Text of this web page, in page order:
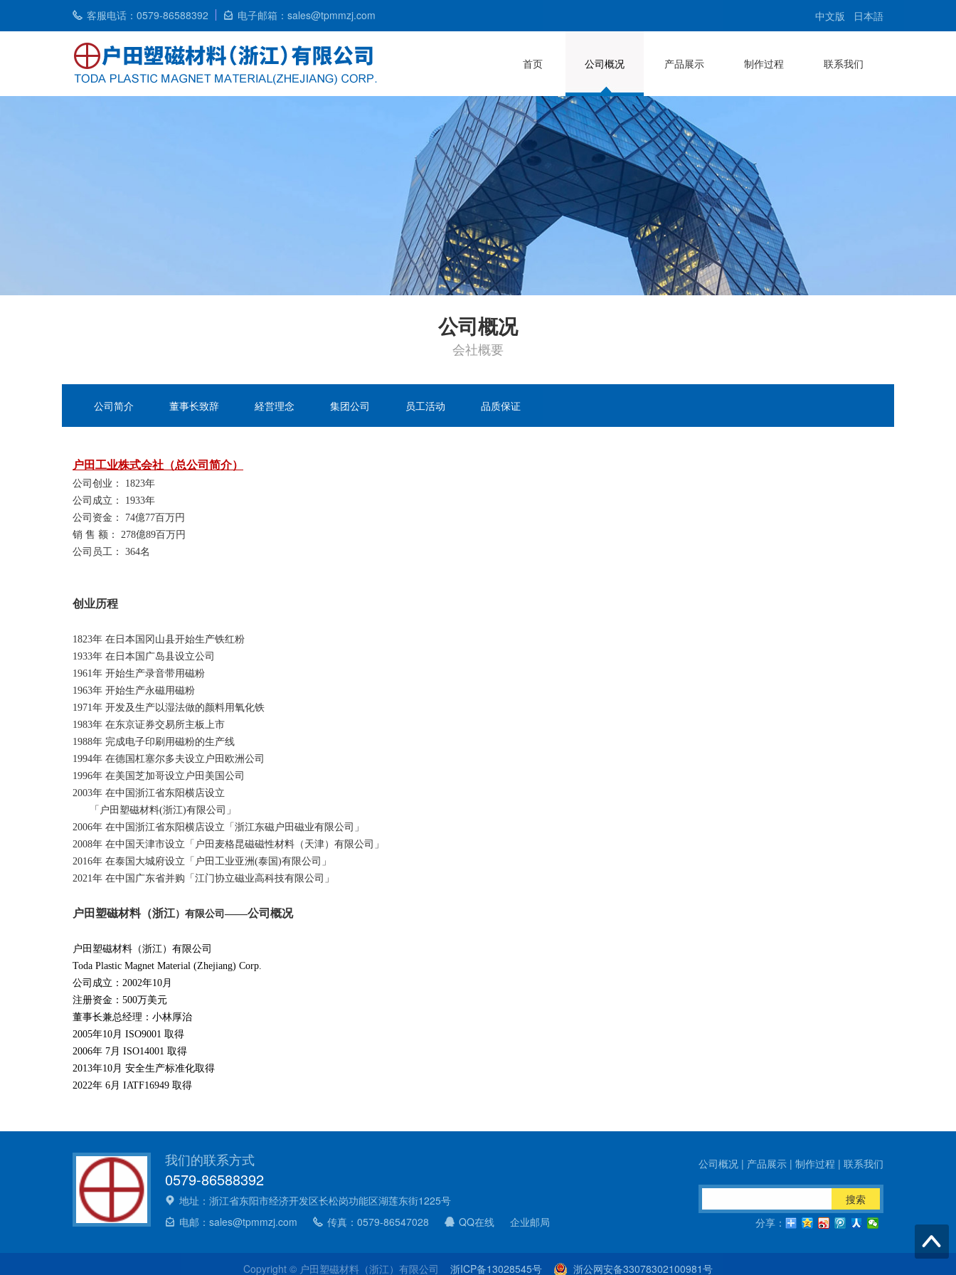
客服电话：0579-86588392 电子邮箱：sales@tpmmzj.com 中文版 日本語
首页 公司概况 产品展示 制作过程 联系我们
公司概况
会社概要
公司简介 董事长致辞 経営理念 集团公司 员工活动 品质保证
户田工业株式会社（总公司简介）
公司创业： 1823年
公司成立： 1933年
公司资金： 74億77百万円
销 售 额： 278億89百万円
公司员工： 364名
创业历程
1823年 在日本国冈山县开始生产铁红粉
1933年 在日本国广岛县设立公司
1961年 开始生产录音带用磁粉
1963年 开始生产永磁用磁粉
1971年 开发及生产以湿法做的颜料用氧化铁
1983年 在东京证券交易所主板上市
1988年 完成电子印刷用磁粉的生产线
1994年 在德国杠塞尔多夫设立户田欧洲公司
1996年 在美国芝加哥设立户田美国公司
2003年 在中国浙江省东阳横店设立
「户田塑磁材料(浙江)有限公司」
2006年 在中国浙江省东阳横店设立「浙江东磁户田磁业有限公司」
2008年 在中国天津市设立「户田麦格昆磁磁性材料（天津）有限公司」
2016年 在泰国大城府设立「户田工业亚洲(泰国)有限公司」
2021年 在中国广东省并购「江门协立磁业高科技有限公司」
户田塑磁材料（浙江）有限公司 ——公司概况
户田塑磁材料（浙江）有限公司
Toda Plastic Magnet Material (Zhejiang) Corp.
公司成立：2002年10月
注册资金：500万美元
董事长兼总经理： 小林厚治
2005年10月 ISO9001 取得
2006年 7月 ISO14001 取得
2013年10月 安全生产标准化取得
2022年 6月 IATF16949 取得
我们的联系方式
0579-86588392
地址：浙江省东阳市经济开发区长松岗功能区湖莲东街1225号
电邮：sales@tpmmzj.com
传真：0579-86547028 QQ在线 企业邮局
公司概况 | 产品展示 | 制作过程 | 联系我们
搜索
分享：
Copyright © 户田塑磁材料（浙江）有限公司 浙ICP备13028545号 浙公网安备33078302100981号